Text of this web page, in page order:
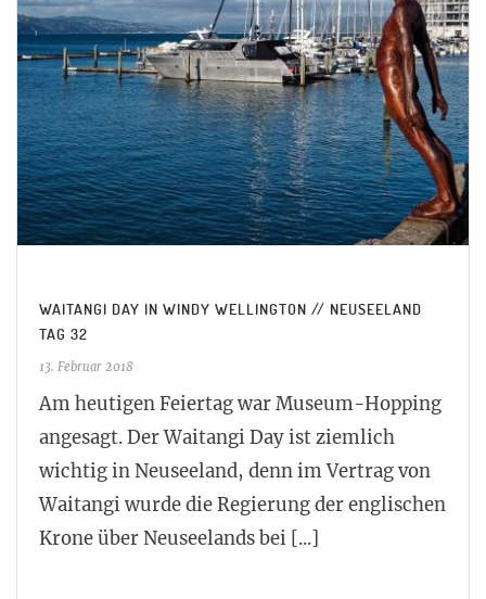
WAITANGI DAY IN WINDY WELLINGTON // NEUSEELAND
TAG 32
13. Februar 2018
Am heutigen Feiertag war Museum-Hopping
angesagt. Der Waitangi Day ist ziemlich
wichtig in Neuseeland, denn im Vertrag von
Waitangi wurde die Regierung der englischen
Krone über Neuseelands bei [...]